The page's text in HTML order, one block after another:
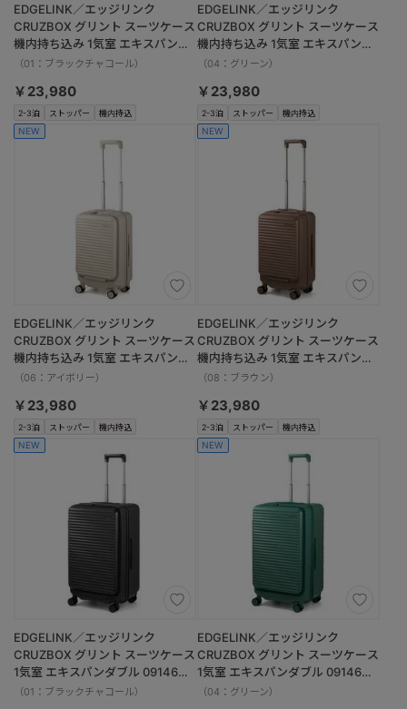
2-3泊 ストッパー 機内持込
EDGELINK／エッジリンク
CRUZBOX グリント スーツケース
機内持ち込み 1気室 エキスパンダ
ブル 09145 32/39L
（01：ブラックチャコール）
￥23,980
2-3泊 ストッパー 機内持込
EDGELINK／エッジリンク
CRUZBOX グリント スーツケース
機内持ち込み 1気室 エキスパンダ
ブル 09145 32/39L
（04：グリーン）
￥23,980
NEW
2-3泊 ストッパー 機内持込
EDGELINK／エッジリンク
CRUZBOX グリント スーツケース
機内持ち込み 1気室 エキスパンダ
ブル 09145 32/39L
（06：アイボリー）
￥23,980
NEW
2-3泊 ストッパー 機内持込
EDGELINK／エッジリンク
CRUZBOX グリント スーツケース
機内持ち込み 1気室 エキスパンダ
ブル 09145 32/39L
（08：ブラウン）
￥23,980
NEW
EDGELINK／エッジリンク
CRUZBOX グリント スーツケース
1気室 エキスパンダブル 09146
74/85L
（01：ブラックチャコール）
NEW
EDGELINK／エッジリンク
CRUZBOX グリント スーツケース
1気室 エキスパンダブル 09146
74/85L
（04：グリーン）